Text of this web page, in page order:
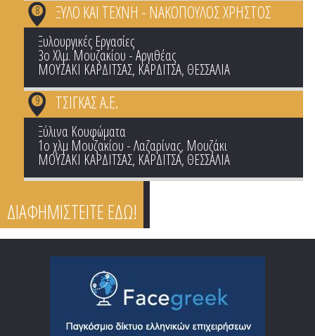
ΞΥΛΟ ΚΑΙ ΤΕΧΝΗ - ΝΑΚΟΠΟΥΛΟΣ ΧΡΗΣΤΟΣ
8
Ξυλουργικές Εργασίες
3ο Χλμ. Μουζακίου - Αργιθέας
ΜΟΥΖΑΚΙ ΚΑΡΔΙΤΣΑΣ, ΚΑΡΔΙΤΣΑ, ΘΕΣΣΑΛΙΑ
ΤΣΙΓΚΑΣ Α.Ε.
9
Ξύλινα Κουφώματα
1ο χλμ Μουζακίου - Λαζαρίνας, Μουζάκι
ΜΟΥΖΑΚΙ ΚΑΡΔΙΤΣΑΣ, ΚΑΡΔΙΤΣΑ, ΘΕΣΣΑΛΙΑ
ΔΙΑΦΗΜΙΣΤΕΙΤΕ ΕΔΩ!